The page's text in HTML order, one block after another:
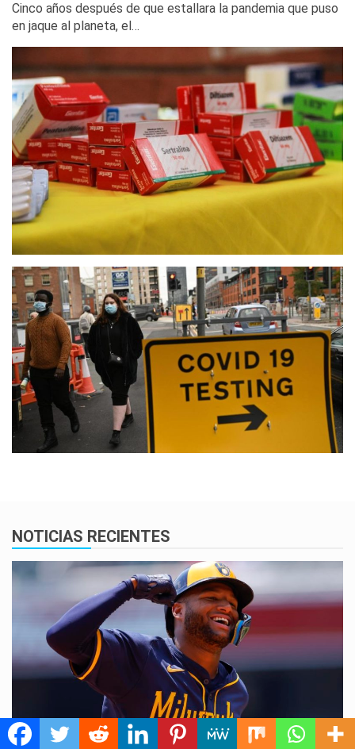
Cinco años después de que estallara la pandemia que puso
en jaque al planeta, el…
NOTICIAS RECIENTES